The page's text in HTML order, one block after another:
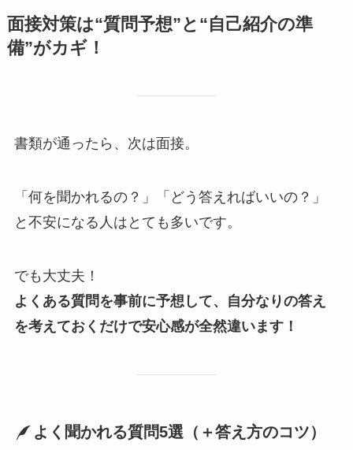
面接対策は“質問予想”と“自己紹介の準
備”がカギ！
書類が通ったら、次は面接。
「何を聞かれるの？」「どう答えればいいの？」
と不安になる人はとても多いです。
でも大丈夫！
よくある質問を事前に予想して、自分なりの答え
を考えておくだけで安心感が全然違います！
よく聞かれる質問5選（＋答え方のコツ）